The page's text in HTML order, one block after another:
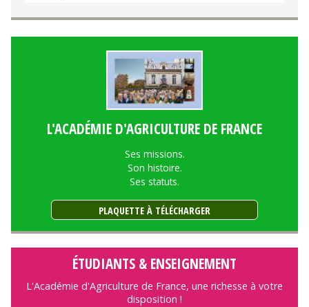
L'ACADÉMIE D'AGRICULTURE DE FRANCE
Ses missions.
Son histoire.
Ses statuts.
PLAQUETTE À TÉLÉCHARGER
ÉTUDIANTS & ENSEIGNEMENT
L'Académie d'Agriculture de France, une richesse à votre
disposition !